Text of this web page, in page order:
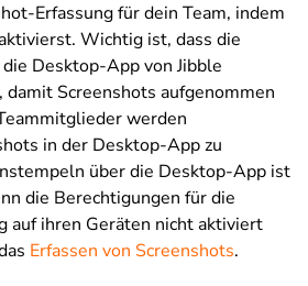
Erfassung für dein Team, indem
Wichtig ist, dass die
Desktop-App von Jibble
Screenshots aufgenommen
werden
in der Desktop-App zu
über die Desktop-App ist
die Berechtigungen für die
auf ihren Geräten nicht aktiviert
Erfassen von Screenshots.